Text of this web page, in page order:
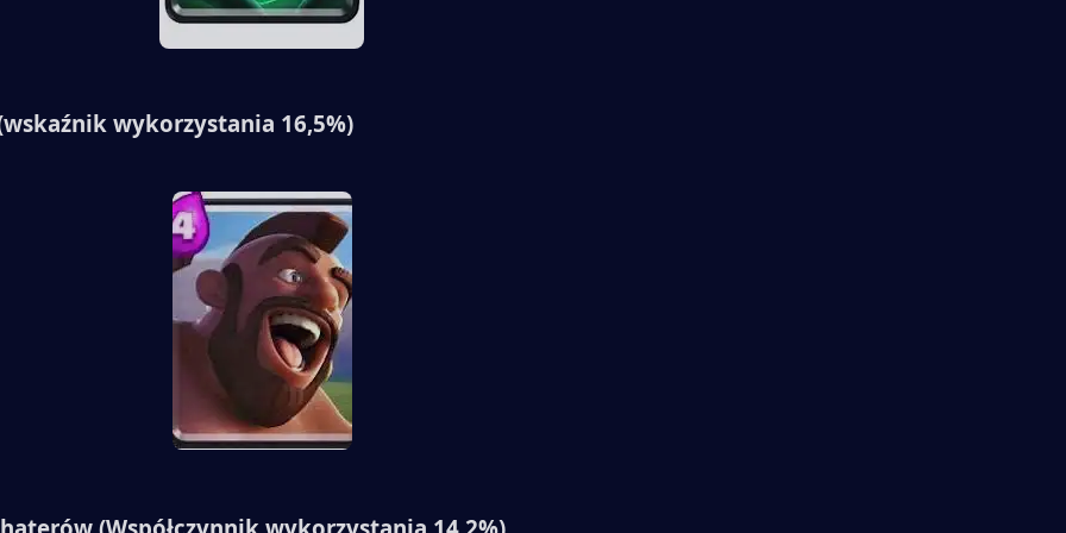
wykorzystania 16,5%)